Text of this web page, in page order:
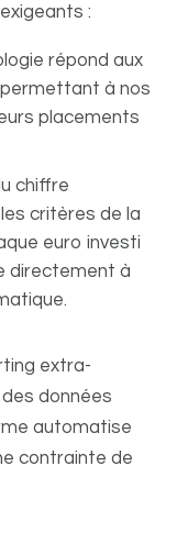
:
répond aux
permettant à nos
placements
chiffre
critères de la
euro investi
directement à
extra-
données
automatise
contrainte de